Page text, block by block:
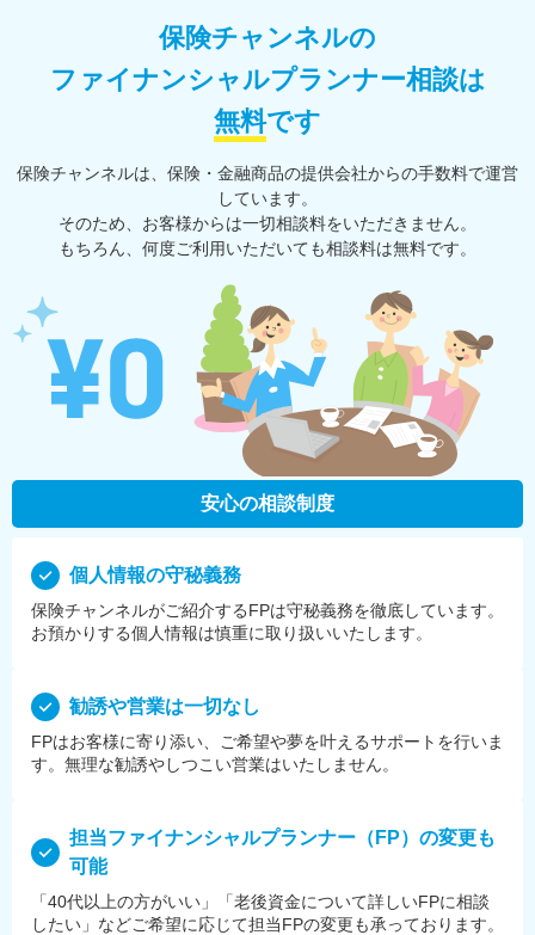
保険チャンネルの
ファイナンシャルプランナー相談は
無料です
保険チャンネルは、保険・⾦融商品の提供会社からの⼿数料で運営
しています。
そのため、お客様からは一切相談料をいただきません。
もちろん、何度ご利⽤いただいても相談料は無料です。
安心の相談制度
個⼈情報の守秘義務
保険チャンネルがご紹介するFPは守秘義務を徹底しています。
お預かりする個⼈情報は慎重に取り扱いいたします。
勧誘や営業は⼀切なし
FPはお客様に寄り添い、ご希望や夢を叶えるサポートを⾏いま
す。無理な勧誘やしつこい営業はいたしません。
担当ファイナンシャルプランナー（FP）の変更も
可能
「40代以上の方がいい」「老後資金について詳しいFPに相談
したい」などご希望に応じて担当FPの変更も承っております。